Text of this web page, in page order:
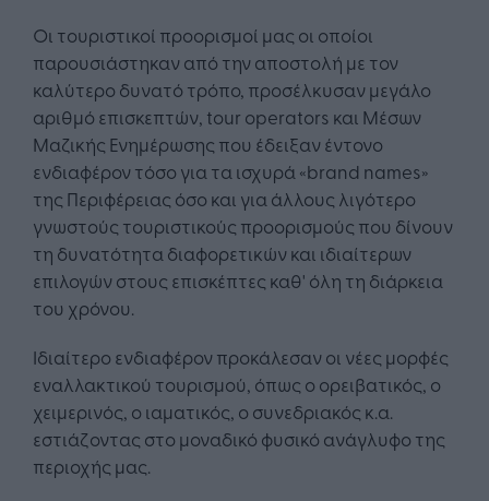
Οι τουριστικοί προορισμοί μας οι οποίοι
παρουσιάστηκαν από την αποστολή με τον
καλύτερο δυνατό τρόπο, προσέλκυσαν μεγάλο
αριθμό επισκεπτών, tour operators και Μέσων
Μαζικής Ενημέρωσης που έδειξαν έντονο
ενδιαφέρον τόσο για τα ισχυρά «brand names»
της Περιφέρειας όσο και για άλλους λιγότερο
γνωστούς τουριστικούς προορισμούς που δίνουν
τη δυνατότητα διαφορετικών και ιδιαίτερων
επιλογών στους επισκέπτες καθ' όλη τη διάρκεια
του χρόνου.
Ιδιαίτερο ενδιαφέρον προκάλεσαν οι νέες μορφές
εναλλακτικού τουρισμού, όπως ο ορειβατικός, ο
χειμερινός, ο ιαματικός, ο συνεδριακός κ.α.
εστιάζοντας στο μοναδικό φυσικό ανάγλυφο της
περιοχής μας.